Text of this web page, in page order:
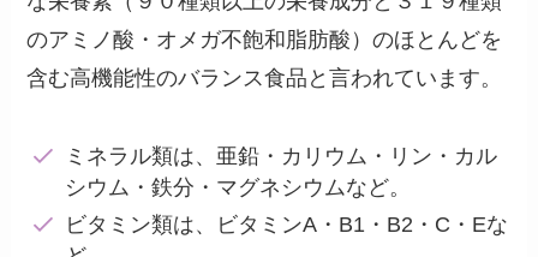
のアミノ酸・オメガ不飽和脂肪酸）のほとんどを
含む高機能性のバランス食品と言われています。
ミネラル類は、亜鉛・カリウム・リン・カル
シウム・鉄分・マグネシウムなど。
ビタミン類は、ビタミンA・B1・B2・C・Eな